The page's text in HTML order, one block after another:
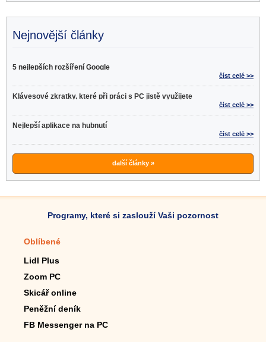
Nejnovější články
5 nejlepších rozšíření Google
číst celé >>
Klávesové zkratky, které při práci s PC jistě využijete
číst celé >>
Nejlepší aplikace na hubnutí
číst celé >>
další články »
Programy, které si zaslouží Vaši pozornost
Oblíbené
Lidl Plus
Zoom PC
Skicář online
Peněžní deník
FB Messenger na PC